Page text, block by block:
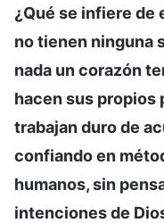
¿Qué se infiere de
no tienen ninguna
nada un corazón
hacen sus propios
trabajan duro de
confiando en
humanos, sin
intenciones de